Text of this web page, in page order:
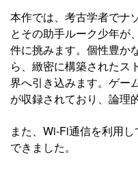
本作では、考古学者でナ
とその助手ルーク少年が
件に挑みます。個性豊か
ら、緻密に構築されたス
界へ引き込みます。ゲー
が収録されており、論理
また、Wi-Fi通信を利用
できました。